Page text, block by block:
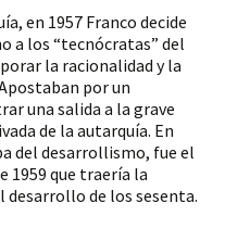
en 1957 Franco decide
a los “tecnócratas” del
la racionalidad y la
por un
una salida a la grave
de la autarquía. En
del desarrollismo, fue el
1959 que traería la
desarrollo de los sesenta.